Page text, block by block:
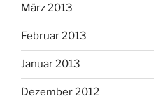
März 2013
Februar 2013
Januar 2013
Dezember 2012